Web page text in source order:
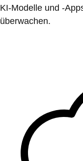
KI-Modelle und -
überwachen.